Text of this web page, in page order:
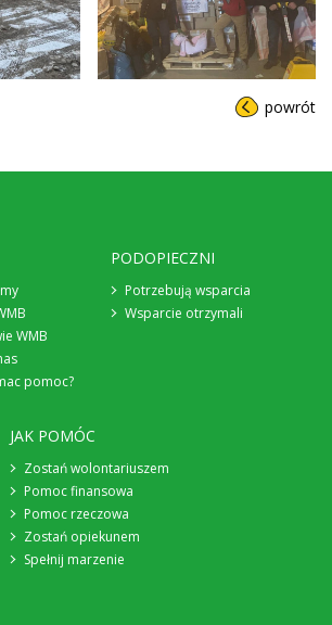
powrót
WMB
pomoc?
PODOPIECZNI
Potrzebują wsparcia
Wsparcie otrzymali
JAK POMÓC
Zostań wolontariuszem
Pomoc finansowa
Pomoc rzeczowa
Zostań opiekunem
Spełnij marzenie